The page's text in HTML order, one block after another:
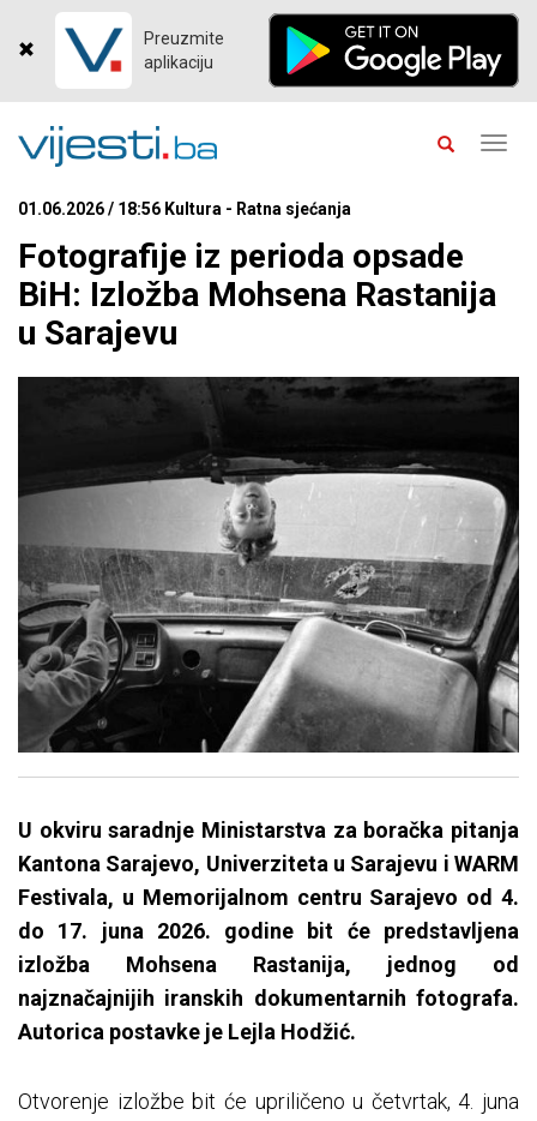
Preuzmite
aplikaciju
01.06.2026 / 18:56 Kultura - Ratna sjećanja
Fotografije iz perioda opsade
BiH: Izložba Mohsena Rastanija
u Sarajevu
U okviru saradnje Ministarstva za boračka pitanja
Kantona Sarajevo, Univerziteta u Sarajevu i WARM
Festivala, u Memorijalnom centru Sarajevo od 4.
do 17. juna 2026. godine bit će predstavljena
izložba Mohsena Rastanija, jednog od
najznačajnijih iranskih dokumentarnih fotografa.
Autorica postavke je Lejla Hodžić.
Otvorenje izložbe bit će upriličeno u četvrtak, 4. juna